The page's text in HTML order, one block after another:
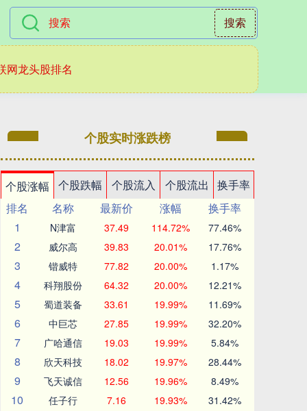
搜索
网龙头股排名
个股实时涨跌榜
个股涨幅 个股跌幅 个股流入 个股流出
换手率
排名
名称 最新价 涨幅
换手率
1
N津富 37.49 114.72% 77.46%
2 威尔高 39.83 20.01% 17.76%
3 锴威特 77.82 20.00% 1.17%
4 科翔股份 64.32 20.00% 12.21%
5 蜀道装备 33.61 19.99% 11.69%
6 中巨芯 27.85 19.99% 32.20%
7 广哈通信 19.03 19.99% 5.84%
8 欣天科技 18.02 19.97% 28.44%
9 飞天诚信 12.56 19.96% 8.49%
10 任子行 7.16 19.93% 31.42%